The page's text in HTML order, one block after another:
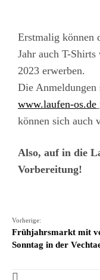
Erstmalig können
Jahr auch T-
2023 erwerben.
Die Anmeldungen
www.laufen-os.de
können sich auch
Also, auf in die
Vorbereitung!
Vorherige:
Frühjahrsmarkt mit
Sonntag in der